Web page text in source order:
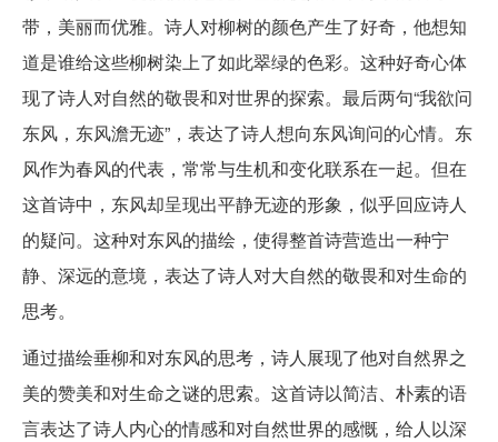
带，美丽而优雅。诗人对柳树的颜色产生了好奇，他想知
道是谁给这些柳树染上了如此翠绿的色彩。这种好奇心体
现了诗人对自然的敬畏和对世界的探索。最后两句“我欲问
东风，东风澹无迹”，表达了诗人想向东风询问的心情。东
风作为春风的代表，常常与生机和变化联系在一起。但在
这首诗中，东风却呈现出平静无迹的形象，似乎回应诗人
的疑问。这种对东风的描绘，使得整首诗营造出一种宁
静、深远的意境，表达了诗人对大自然的敬畏和对生命的
思考。
通过描绘垂柳和对东风的思考，诗人展现了他对自然界之
美的赞美和对生命之谜的思索。这首诗以简洁、朴素的语
言表达了诗人内心的情感和对自然世界的感慨，给人以深